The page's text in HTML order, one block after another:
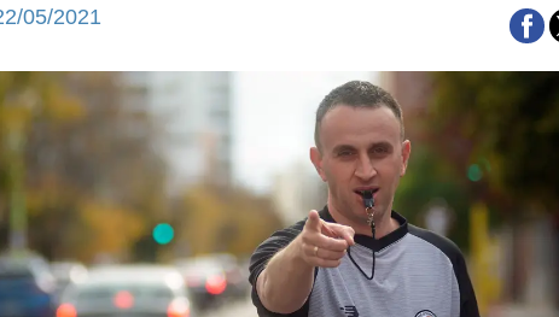
Aplausos
Economía y finanzas
Con el campo
Espacio empresas
y tiempo libre
Sociedad
Tecnología
05/2021